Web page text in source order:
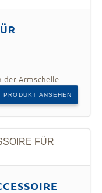
der Armschelle
PRODUKT ANSEHEN